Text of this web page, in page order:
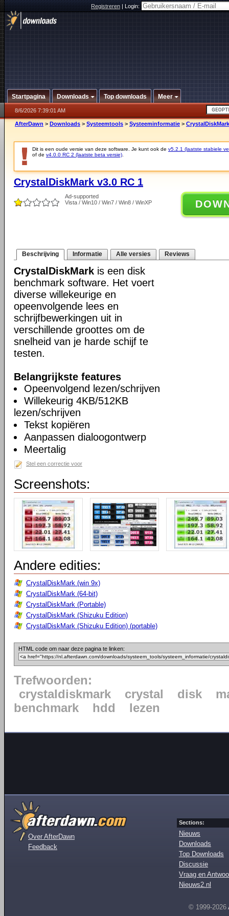
Registreren|Login:
Startpagina Downloads Top downloads Meer
8/6/2026 7:39:01 AM
AfterDawn > Downloads > Systeemtools > Systeeminformatie >
Dit is een oude versie van deze software. Je kunt ook de v5.2.1 (laatste stabiele
of de v4.0.0 RC 2 (laatste beta versie)
CrystalDiskMark v3.0 RC 1
Ad-supported
Vista / Win10 / Win7 / Win8 / WinXP
Beschrijving Informatie Alle versies Reviews
CrystalDiskMark is een disk
benchmark software. Het voert
diverse willekeurige en
opeenvolgende lees en
schrijfbewerkingen uit in
verschillende groottes om de
snelheid van je harde schijf te
testen.
Belangrijkste features
Opeenvolgend lezen/schrijven
Willekeurig 4KB/512KB
lezen/schrijven
Tekst kopiëren
Aanpassen dialoogontwerp
Meertalig
Stel een correctie voor
Screenshots:
Andere edities:
CrystalDiskMark (win 9x)
CrystalDiskMark (64-bit)
CrystalDiskMark (Portable)
CrystalDiskMark (Shizuku Edition)
CrystalDiskMark (Shizuku Edition) (portable)
HTML code om naar deze pagina te linken:
Trefwoorden:
crystaldiskmark
crystal disk
benchmark
hdd lezen
Over AfterDawn
Feedback
Sections:
Nieuws
Downloads
Top Downloads
Discussie
Vraag en
Nieuws2.nl
© 1999-2026